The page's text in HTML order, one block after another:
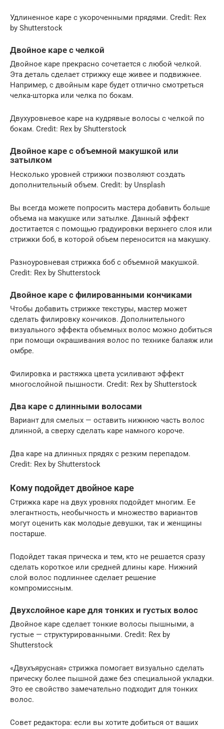
Удлиненное каре с укороченными прядями. Credit: Rex
by Shutterstock
Двойное каре с челкой
Двойное каре прекрасно сочетается с любой челкой.
Эта деталь сделает стрижку еще живее и подвижнее.
Например, с двойным каре будет отлично смотреться
челка-шторка или челка по бокам.
Двухуровневое каре на кудрявые волосы с челкой по
бокам. Credit: Rex by Shutterstock
Двойное каре с объемной макушкой или
затылком
Несколько уровней стрижки позволяют создать
дополнительный объем. Credit: by Unsplash
Вы всегда можете попросить мастера добавить больше
объема на макушке или затылке. Данный эффект
доститается с помощью градуировки верхнего слоя или
стрижки боб, в которой объем переносится на макушку.
Разноуровневая стрижка боб с объемной макушкой.
Credit: Rex by Shutterstock
Двойное каре с филированными кончиками
Чтобы добавить стрижке текстуры, мастер может
сделать филировку кончиков. Дополнительного
визуального эффекта объемных волос можно добиться
при помощи окрашивания волос по технике балаяж или
омбре.
Филировка и растяжка цвета усиливают эффект
многослойной пышности. Credit: Rex by Shutterstock
Два каре с длинными волосами
Вариант для смелых — оставить нижнюю часть волос
длинной, а сверху сделать каре намного короче.
Два каре на длинных прядях с резким перепадом.
Credit: Rex by Shutterstock
Кому подойдет двойное каре
Стрижка каре на двух уровнях подойдет многим. Ее
элегантность, необычность и множество вариантов
могут оценить как молодые девушки, так и женщины
постарше.
Подойдет такая прическа и тем, кто не решается сразу
сделать короткое или средней длины каре. Нижний
слой волос подлиннее сделает решение
компромиссным.
Двухслойное каре для тонких и густых волос
Двойное каре сделает тонкие волосы пышными, а
густые — структурированными. Credit: Rex by
Shutterstock
«Двухъярусная» стрижка помогает визуально сделать
прическу более пышной даже без специальной укладки.
Это ее свойство замечательно подходит для тонких
волос.
Совет редактора: если вы хотите добиться от ваших